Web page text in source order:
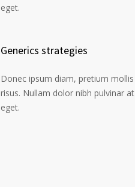
eget.
Generics strategies
Donec ipsum diam, pretium
risus. Nullam dolor nibh pulvinar
eget.